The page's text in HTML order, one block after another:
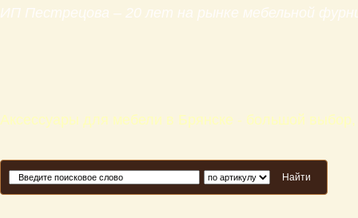
ИП Пестрецова – 20 лет на рынке мебельной
Аксессуары для мебели в Брянске - большой
Найти